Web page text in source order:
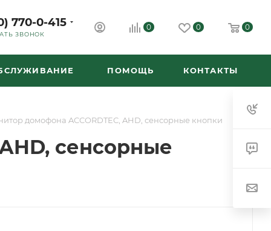
770-0-415
ЗВОНОК
0 0 0
ПОМОЩЬ КОНТАКТЫ
домофона ACCORDTEC, AHD, сенсорные кнопки
сенсорные